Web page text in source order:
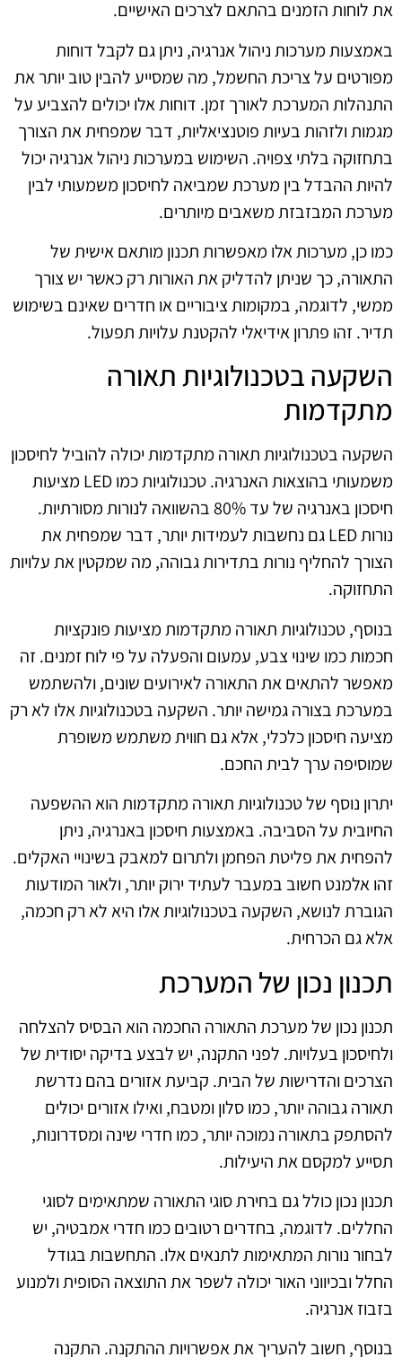
את לוחות הזמנים בהתאם לצרכים האישיים.
באמצעות מערכות ניהול אנרגיה, ניתן גם לקבל דוחות
מפורטים על צריכת החשמל, מה שמסייע להבין טוב יותר את
התנהלות המערכת לאורך זמן. דוחות אלו יכולים להצביע על
מגמות ולזהות בעיות פוטנציאליות, דבר שמפחית את הצורך
בתחזוקה בלתי צפויה. השימוש במערכות ניהול אנרגיה יכול
להיות ההבדל בין מערכת שמביאה לחיסכון משמעותי לבין
מערכת המבזבזת משאבים מיותרים.
כמו כן, מערכות אלו מאפשרות תכנון מותאם אישית של
התאורה, כך שניתן להדליק את האורות רק כאשר יש צורך
ממשי, לדוגמה, במקומות ציבוריים או חדרים שאינם בשימוש
תדיר. זהו פתרון אידיאלי להקטנת עלויות תפעול.
השקעה בטכנולוגיות תאורה
מתקדמות
השקעה בטכנולוגיות תאורה מתקדמות יכולה להוביל לחיסכון
משמעותי בהוצאות האנרגיה. טכנולוגיות כמו LED מציעות
חיסכון באנרגיה של עד 80% בהשוואה לנורות מסורתיות.
נורות LED גם נחשבות לעמידות יותר, דבר שמפחית את
הצורך להחליף נורות בתדירות גבוהה, מה שמקטין את עלויות
התחזוקה.
בנוסף, טכנולוגיות תאורה מתקדמות מציעות פונקציות
חכמות כמו שינוי צבע, עמעום והפעלה על פי לוח זמנים. זה
מאפשר להתאים את התאורה לאירועים שונים, ולהשתמש
במערכת בצורה גמישה יותר. השקעה בטכנולוגיות אלו לא רק
מציעה חיסכון כלכלי, אלא גם חווית משתמש משופרת
שמוסיפה ערך לבית החכם.
יתרון נוסף של טכנולוגיות תאורה מתקדמות הוא ההשפעה
החיובית על הסביבה. באמצעות חיסכון באנרגיה, ניתן
להפחית את פליטת הפחמן ולתרום למאבק בשינויי האקלים.
זהו אלמנט חשוב במעבר לעתיד ירוק יותר, ולאור המודעות
הגוברת לנושא, השקעה בטכנולוגיות אלו היא לא רק חכמה,
אלא גם הכרחית.
תכנון נכון של המערכת
תכנון נכון של מערכת התאורה החכמה הוא הבסיס להצלחה
ולחיסכון בעלויות. לפני התקנה, יש לבצע בדיקה יסודית של
הצרכים והדרישות של הבית. קביעת אזורים בהם נדרשת
תאורה גבוהה יותר, כמו סלון ומטבח, ואילו אזורים יכולים
להסתפק בתאורה נמוכה יותר, כמו חדרי שינה ומסדרונות,
תסייע למקסם את היעילות.
תכנון נכון כולל גם בחירת סוגי התאורה שמתאימים לסוגי
החללים. לדוגמה, בחדרים רטובים כמו חדרי אמבטיה, יש
לבחור נורות המתאימות לתנאים אלו. התחשבות בגודל
החלל ובכיווני האור יכולה לשפר את התוצאה הסופית ולמנוע
בזבוז אנרגיה.
בנוסף, חשוב להעריך את אפשרויות ההתקנה. התקנה